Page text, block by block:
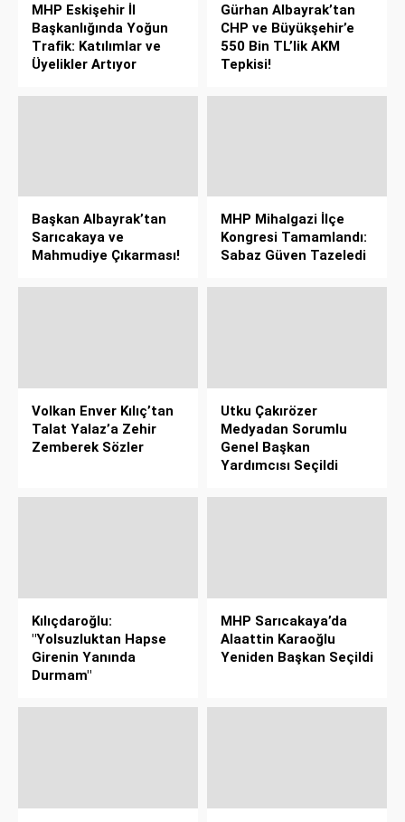
MHP Eskişehir İl
Başkanlığında Yoğun
Trafik: Katılımlar ve
Üyelikler Artıyor
Gürhan Albayrak’tan
CHP ve Büyükşehir’e
550 Bin TL’lik AKM
Tepkisi!
Başkan Albayrak’tan
Sarıcakaya ve
Mahmudiye Çıkarması!
MHP Mihalgazi İlçe
Kongresi Tamamlandı:
Sabaz Güven Tazeledi
Volkan Enver Kılıç’tan
Talat Yalaz’a Zehir
Zemberek Sözler
Utku Çakırözer
Medyadan Sorumlu
Genel Başkan
Yardımcısı Seçildi
Kılıçdaroğlu:
"Yolsuzluktan Hapse
Girenin Yanında
Durmam"
MHP Sarıcakaya’da
Alaattin Karaoğlu
Yeniden Başkan Seçildi